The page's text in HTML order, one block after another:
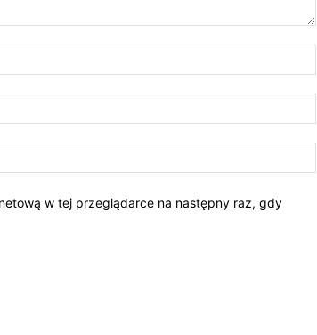
w tej przeglądarce na następny raz, gdy